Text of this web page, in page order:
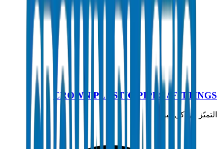
تحميل الكتالوج الفني
CROWN PLASTIC PIPES /
في كل أنبوب